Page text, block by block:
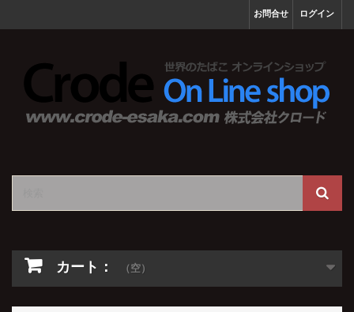
ログイン
お問合せ
カート： （空）